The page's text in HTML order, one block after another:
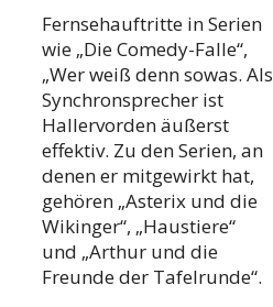
Fernsehauftritte in Serien
wie „Die Comedy-Falle“,
„Wer weiß denn sowas. Als
Synchronsprecher ist
Hallervorden äußerst
effektiv. Zu den Serien, an
denen er mitgewirkt hat,
gehören „Asterix und die
Wikinger“, „Haustiere“
und „Arthur und die
Freunde der Tafelrunde“.